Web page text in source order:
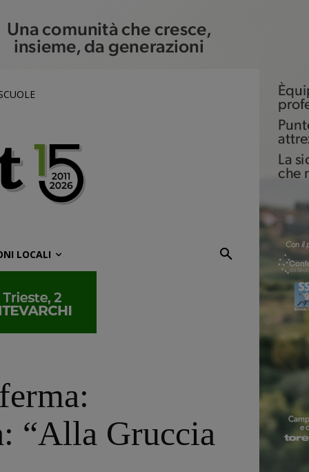
LOCALI
“Alla Gruccia